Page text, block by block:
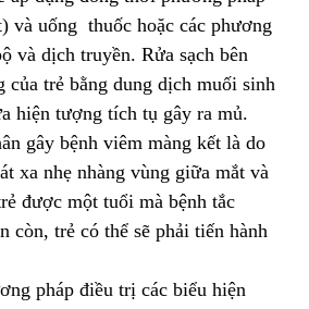
và uống thuốc hoặc các phương
và dịch truyền. Rửa sạch bên
của trẻ bằng dung dịch muối sinh
hiện tượng tích tụ gây ra mủ.
gây bệnh viêm màng kết là do
xa nhẹ nhàng vùng giữa mắt và
được một tuổi mà bệnh tắc
còn, trẻ có thể sẽ phải tiến hành
pháp điều trị các biểu hiện